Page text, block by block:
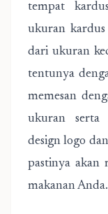
tempat
ukuran kardus
dari ukuran
tentunya
memesan
ukuran serta
design logo
pastinya akan
makanan Anda.